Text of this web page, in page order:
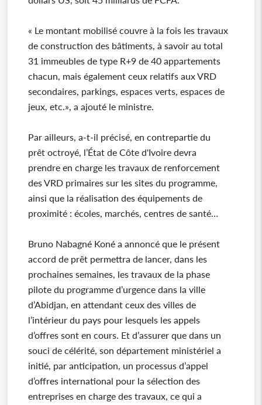
« Le montant mobilisé couvre à la fois les travaux
de construction des bâtiments, à savoir au total
31 immeubles de type R+9 de 40 appartements
chacun, mais également ceux relatifs aux VRD
secondaires, parkings, espaces verts, espaces de
jeux, etc.», a ajouté le ministre.
Par ailleurs, a-t-il précisé, en contrepartie du
prêt octroyé, l’État de Côte d'Ivoire devra
prendre en charge les travaux de renforcement
des VRD primaires sur les sites du programme,
ainsi que la réalisation des équipements de
proximité : écoles, marchés, centres de santé…
Bruno Nabagné Koné a annoncé que le présent
accord de prêt permettra de lancer, dans les
prochaines semaines, les travaux de la phase
pilote du programme d’urgence dans la ville
d’Abidjan, en attendant ceux des villes de
l’intérieur du pays pour lesquels les appels
d’offres sont en cours. Et d’assurer que dans un
souci de célérité, son département ministériel a
initié, par anticipation, un processus d’appel
d’offres international pour la sélection des
entreprises en charge des travaux, ce qui a